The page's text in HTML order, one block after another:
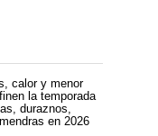
calor y menor
la temporada
duraznos,
en 2026